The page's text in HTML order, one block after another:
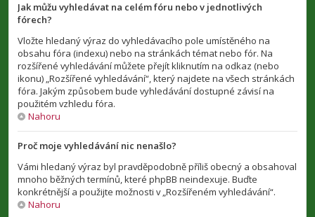
Jak můžu vyhledávat na celém fóru nebo v jednotlivých
fórech?
Vložte hledaný výraz do vyhledávacího pole umístěného na
obsahu fóra (indexu) nebo na stránkách témat nebo fór. Na
rozšířené vyhledávání můžete přejít kliknutím na odkaz (nebo
ikonu) „Rozšířené vyhledávání“, který najdete na všech stránkách
fóra. Jakým způsobem bude vyhledávání dostupné závisí na
použitém vzhledu fóra.
Nahoru
Proč moje vyhledávání nic nenašlo?
Vámi hledaný výraz byl pravděpodobně příliš obecný a obsahoval
mnoho běžných termínů, které phpBB neindexuje. Buďte
konkrétnější a použijte možnosti v „Rozšířeném vyhledávání“.
Nahoru